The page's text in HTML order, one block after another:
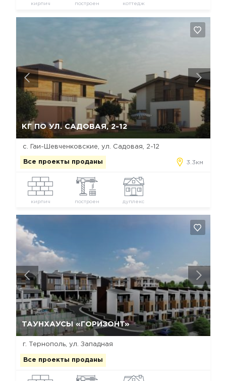
кирпич построен коттедж
КГ ПО УЛ. САДОВАЯ, 2-12
с. Гаи-Шевченковские, ул. Садовая, 2-12
Все проекты проданы 3.3км
кирпич построен дуплекс
Да, удалить
ТАУНХАУСЫ «ГОРИЗОНТ»
г. Тернополь, ул. Западная
Все проекты проданы
Да, удалить Отмена